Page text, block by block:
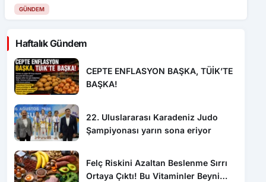
yeniden trafiğe açıldı”
GÜNDEM
Haftalık Gündem
CEPTE ENFLASYON BAŞKA, TÜİK’TE
BAŞKA!
22. Uluslararası Karadeniz Judo
Şampiyonası yarın sona eriyor
Felç Riskini Azaltan Beslenme Sırrı
Ortaya Çıktı! Bu Vitaminler Beyni